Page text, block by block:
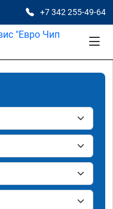
+7 342 255-49-64